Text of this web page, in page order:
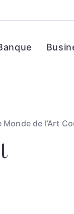
de l’Art